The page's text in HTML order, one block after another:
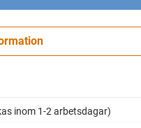
inom 1-2 arbetsdagar)